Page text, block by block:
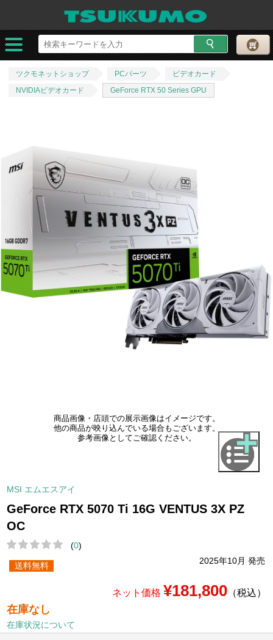
ツクモネットショップ PCパーツ
ビデオカード
NVIDIAビデオカード
GeForce RTX 50 Series GPU
商品画像・店頭での展示画像はイメージです。
他の商品が映り込んでいる場合もございます。
参考画像としてご確認ください。
MSI エムエスアイ
GeForce RTX 5070 Ti 16G VENTUS 3X PZ
OC
(0)
2025年10月 発売
送料無料
ネット価格 ¥181,800（税込）
在庫なし
在庫状況について